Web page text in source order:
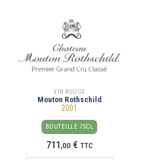
VIN ROUGE
Mouton Rothschild
2001
BOUTEILLE 75CL
711 ,00 € TTC